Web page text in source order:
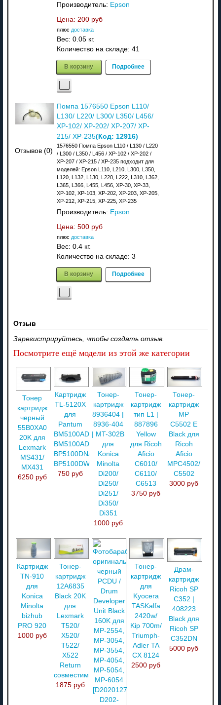
Производитель: Epson
Цена: 200 руб
плюс доставка
Вес: 0.05 кг.
Количество на складе: 41
В корзину Подробнее
Отзывов (0)
Помпа 1576550 Epson L110/
L130/ L220/ L300/ L350/ L456/
XP-102/ XP-202/ XP-207/ XP-
215/ XP-235(Код: 12916)
1576550 Помпа Epson L110 / L130 / L220
/ L300 / L350 / L456 / XP-102 / XP-202 /
XP-207 / XP-215 / XP-235 подходит для
моделей: Epson L110, L210, L300, L350,
L120, L132, L130, L220, L222, L310, L362,
L365, L366, L455, L456, XP-30, XP-33,
XP-102, XP-103, XP-202, XP-203, XP-205,
XP-212, XP-215, XP-225, XP-235
Производитель: Epson
Цена: 500 руб
плюс доставка
Вес: 0.4 кг.
Количество на складе: 3
В корзину Подробнее
Отзыв
Зарегистрируйтесь, чтобы создать отзыв.
Посмотрите ещё модели из этой же категории
Тонер
картридж
черный
55B0XA0
20K для
Lexmark
MS431/
MX431
6250 руб
Картридж
TL-5120X
для
Pantum
BM5100ADN/
BM5100ADW/
BP5100DN/
BP5100DW
750 руб
Тонер-
картридж
8936404 |
8936-404
| MT-302B
для
Konica
Minolta
Di200/
Di250/
Di251/
Di350/
Di351
1000 руб
Тонер-
картридж
тип L1 |
887896
Yellow
для Ricoh
Aficio
C6010/
C6110/
C6513
3750 руб
Тонер-
картридж
MP
C5502 E
Black для
Ricoh
Aficio
MPC4502/
C5502
3000 руб
Картридж
TN-910
для
Konica
Minolta
bizhub
PRO 920
1000 руб
Тонер-
картридж
12A6835
Black 20K
для
Lexmark
T520/
X520/
T522/
X522
Return
совместимый
1875 руб
Тонер-
картридж
для
Kyocera
TASKalfa
2420w/
Kip 700m/
Triumph-
Adler TA
CX 8124
2500 руб
Драм-
картридж
Ricoh SP
C352 |
408223
Black для
Ricoh SP
C352DN
5000 руб